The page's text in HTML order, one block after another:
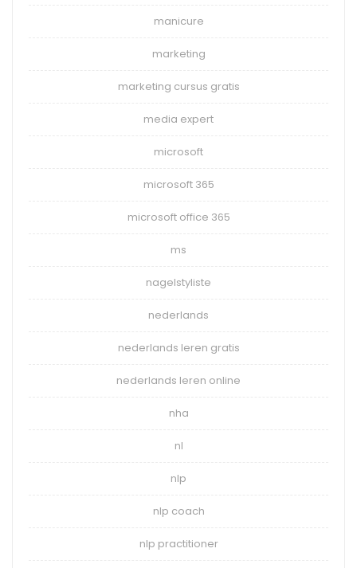
manicure
marketing
marketing cursus gratis
media expert
microsoft
microsoft 365
microsoft office 365
ms
nagelstyliste
nederlands
nederlands leren gratis
nederlands leren online
nha
nl
nlp
nlp coach
nlp practitioner